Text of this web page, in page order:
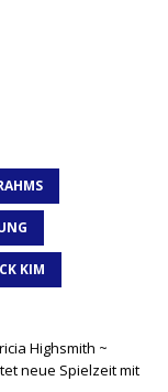
KIM
Highsmith ~
neue Spielzeit mit